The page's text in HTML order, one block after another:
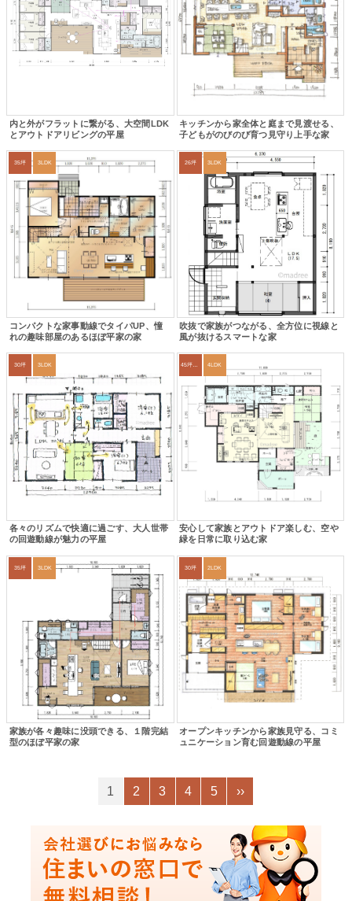
内と外がフラットに繋がる、大空間LDK
とアウトドアリビングの平屋
キッチンから家全体と庭まで見渡せる、
子どもがのびのび育つ見守り上手な家
35坪 3LDK
コンパクトな家事動線でタイパUP、憧
れの趣味部屋のあるほぼ平家の家
26坪 3LDK
吹抜で家族がつながる、全方位に視線と
風が抜けるスマートな家
30坪 3LDK
各々のリズムで快適に過ごす、大人世帯
の回遊動線が魅力の平屋
45坪～49坪 4LDK
安心して家族とアウトドア楽しむ、空や
緑を日常に取り込む家
35坪 3LDK
家族が各々趣味に没頭できる、１階完結
型のほぼ平家の家
30坪 2LDK
オープンキッチンから家族見守る、コミ
ュニケーション育む回遊動線の平屋
1 2 3 4 5 ››